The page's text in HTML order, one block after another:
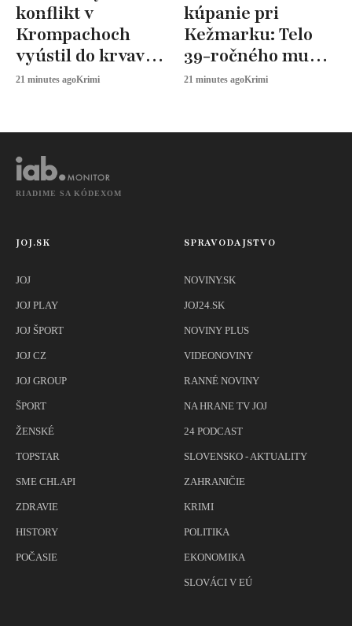
konflikt v
Krompachoch
vyústil do krvavej
bitky. Lietali
21 minutes agoKrimi
kúpanie pri
Kežmarku: Telo
39-ročného muža
našli po hodinách
21 minutes agoKrimi
RIADIME SA KÓDEXOM
JOJ.SK
JOJ
JOJ PLAY
JOJ ŠPORT
JOJ CZ
JOJ GROUP
ŠPORT
ŽENSKÉ
TOPSTAR
SME CHLAPI
ZDRAVIE
HISTORY
POČASIE
SPRAVODAJSTVO
NOVINY.SK
JOJ24.SK
NOVINY PLUS
VIDEONOVINY
RANNÉ NOVINY
NA HRANE TV JOJ
24 PODCAST
SLOVENSKO - AKTUALITY
ZAHRANIČIE
KRIMI
POLITIKA
EKONOMIKA
SLOVÁCI V EÚ